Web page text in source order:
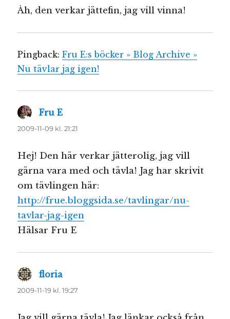
Åh, den verkar jättefin, jag vill vinna!
Pingback:Fru E:s böcker » Blog Archive »
Nu tävlar jag igen!
Fru E
2009-11-09 kl. 21:21
Hej! Den här verkar jätterolig, jag vill
gärna vara med och tävla! Jag har skrivit
om tävlingen här:
http://frue.bloggsida.se/tavlingar/nu-
tavlar-jag-igen
Hälsar Fru E
floria
2009-11-19 kl. 19:27